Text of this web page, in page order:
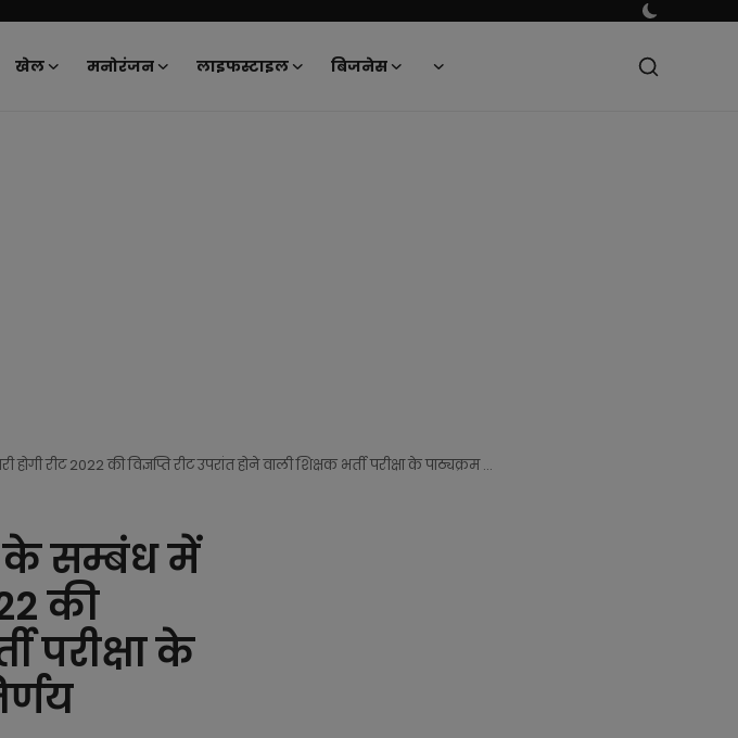
खेल मनोरंजन लाइफस्टाइल बिजनेस
रीट 2022 की विज्ञप्ति रीट उपरांत होने वाली शिक्षक भर्ती परीक्षा के पाठ्यक्रम ...
के सम्बंध में
की
परीक्षा के